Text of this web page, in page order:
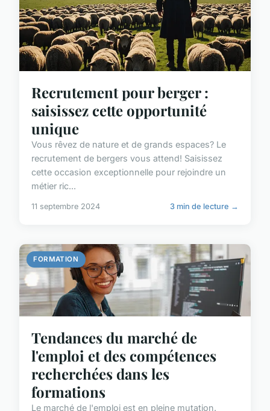
Recrutement pour berger :
saisissez cette opportunité
unique
Vous rêvez de nature et de grands espaces? Le
recrutement de bergers vous attend! Saisissez
cette occasion exceptionnelle pour rejoindre un
métier ric...
11 septembre 2024 3 min de lecture →
FORMATION
Tendances du marché de
l'emploi et des compétences
recherchées dans les
formations
Le marché de l'emploi est en pleine mutation.